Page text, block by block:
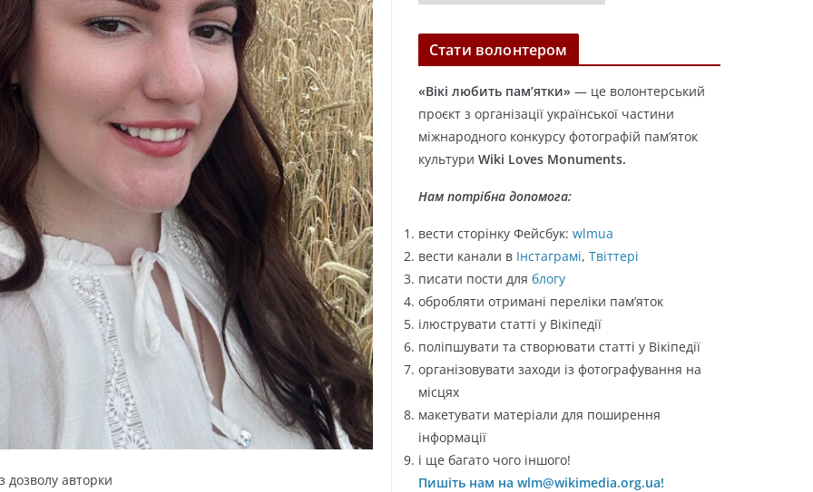
дозволу авторки
а
т
о
р
і
ї
Стати волонтером
«Вікі любить пам’ятки» — це волонтерський
проєкт з організації української частини
міжнародного конкурсу фотографій пам’яток
культури Wiki Loves Monuments.
Нам потрібна допомога:
вести сторінку Фейсбук: wlmua
вести канали в Інстаграмі, Твіттері
писати пости для блогу
обробляти отримані переліки пам’яток
ілюструвати статті у Вікіпедії
поліпшувати та створювати статті у Вікіпедії
організовувати заходи із фотографування на
місцях
макетувати матеріали для поширення
інформації
і ще багато чого іншого!
Пишіть нам на wlm@wikimedia.org.ua!